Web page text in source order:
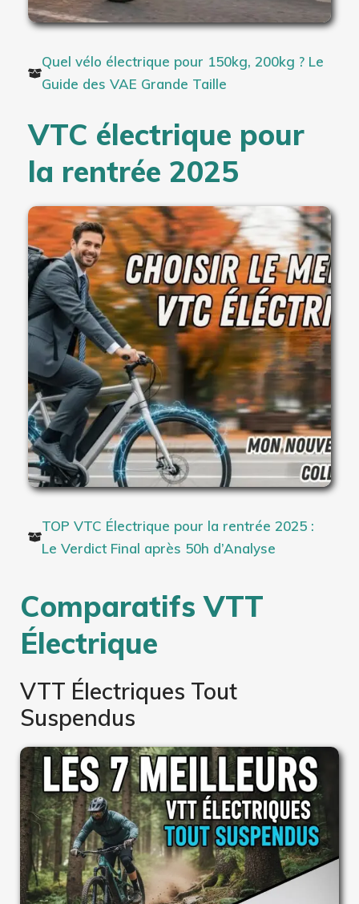
Quel vélo électrique pour 150kg, 200kg ? Le
Guide des VAE Grande Taille
VTC électrique pour
la rentrée 2025
TOP VTC Électrique pour la rentrée 2025 :
Le Verdict Final après 50h d’Analyse
Comparatifs VTT
Électrique
VTT Électriques Tout
Suspendus